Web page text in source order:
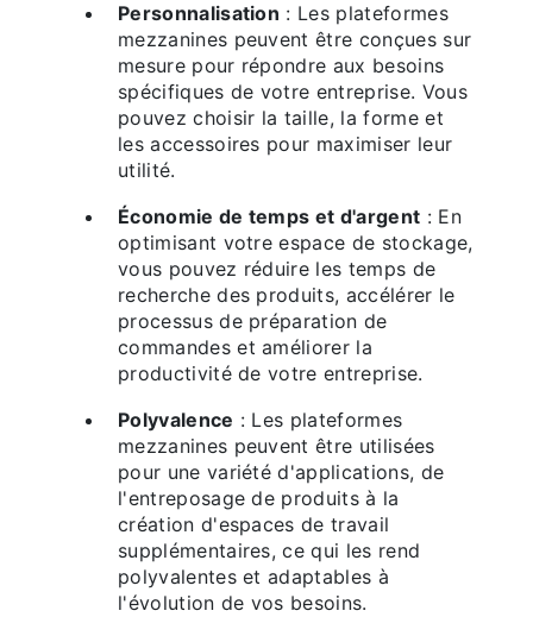
Personnalisation : Les plateformes
mezzanines peuvent être conçues sur
mesure pour répondre aux besoins
spécifiques de votre entreprise. Vous
pouvez choisir la taille, la forme et
les accessoires pour maximiser leur
utilité.
Économie de temps et d'argent : En
optimisant votre espace de stockage,
vous pouvez réduire les temps de
recherche des produits, accélérer le
processus de préparation de
commandes et améliorer la
productivité de votre entreprise.
Polyvalence : Les plateformes
mezzanines peuvent être utilisées
pour une variété d'applications, de
l'entreposage de produits à la
création d'espaces de travail
supplémentaires, ce qui les rend
polyvalentes et adaptables à
l'évolution de vos besoins.